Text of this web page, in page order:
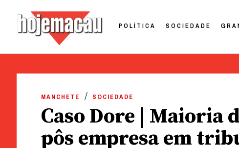
POLÍTICA SOCIEDADE
MANCHETE SOCIEDADE
Caso Dore | Maioria
pôs empresa em